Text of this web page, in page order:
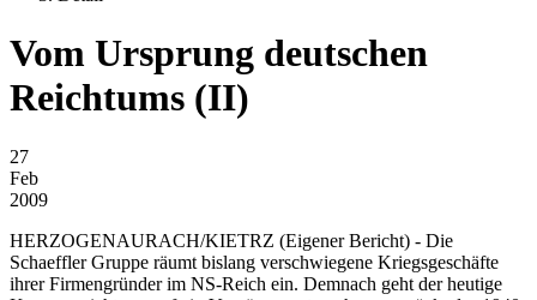
Vom Ursprung deutschen
Reichtums (II)
27
Feb
2009
HERZOGENAURACH/KIETRZ (Eigener Bericht) - Die
Schaeffler Gruppe räumt bislang verschwiegene Kriegsgeschäfte
ihrer Firmengründer im NS-Reich ein. Demnach geht der heutige